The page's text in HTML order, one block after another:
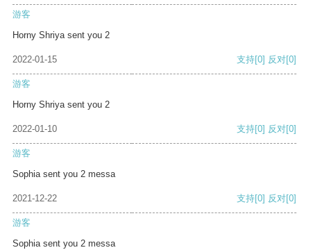
游客
Horny Shriya sent you 2
2022-01-15 支持[0] 反对[0]
游客
Horny Shriya sent you 2
2022-01-10 支持[0] 反对[0]
游客
Sophia sent you 2 messa
2021-12-22 支持[0] 反对[0]
游客
Sophia sent you 2 messa